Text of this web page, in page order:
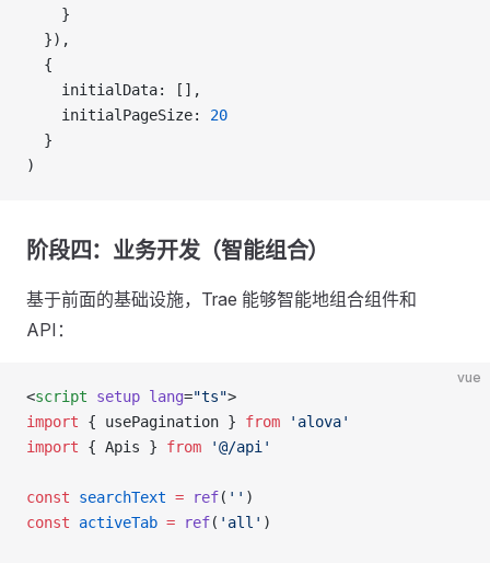
    }
  }),
  {
    initialData: [],
    initialPageSize:
20
  }
)
阶段四：业务开发（智能组合）
基于前面的基础设施，Trae 能够智能地组合组件和
API：
vue
<script setup lang="ts">
import { usePagination } from 'alova'
import { Apis } from '@/api'
const searchText = ref( '' )
const activeTab = ref( 'all' )